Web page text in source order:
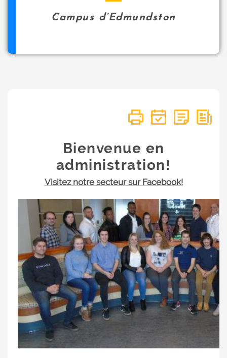
Campus d’Edmundston
Bienvenue en
administration!
Visitez notre secteur sur Facebook!